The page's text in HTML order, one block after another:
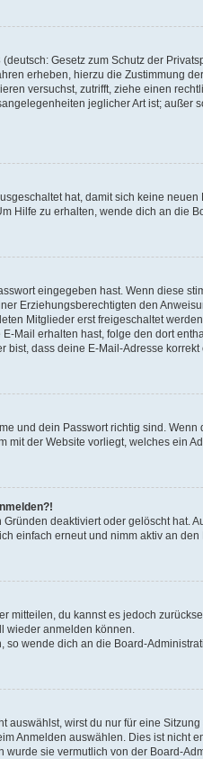
Gesetz zum Schutz der
erheben, hierzu die Zustimmung
versuchst, zutrifft, ziehe einen
jeglicher Art ist;
hat, damit sich keine
Hilfe zu erhalten, wende dich an die
eingegeben hast. Wenn diese
Erziehungsberechtigten den
Mitglieder erst freigeschaltet
Mail erhalten hast, folge den dort
dass deine E-Mail-Adresse
und dein Passwort richtig sind.
der Website vorliegt, welches ein
deaktiviert oder gelöscht
einfach erneut und nimm aktiv an
mitteilen, du kannst es jedoch
wieder anmelden können.
wende dich an die Board-
auswählst, wirst du nur für eine
Anmelden auswählen. Dies ist
sie vermutlich von der Board-